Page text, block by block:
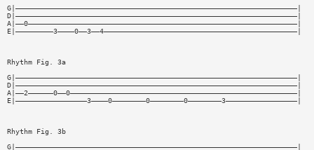
G|———————————————————————————————————————————————————————————————————|
D|———————————————————————————————————————————————————————————————————|
A|——0————————————————————————————————————————————————————————————————|
E|—————————3————0——3——4——————————————————————————————————————————————|
Rhythm Fig. 3a
G|———————————————————————————————————————————————————————————————————|
D|———————————————————————————————————————————————————————————————————|
A|——2——————0——0——————————————————————————————————————————————————————|
E|—————————————————3————0————————0————————0————————3—————————————————|
Rhythm Fig. 3b
G|———————————————————————————————————————————————————————————————————|